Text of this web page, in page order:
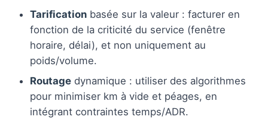
Tarification basée sur la valeur : facturer en
fonction de la criticité du service (fenêtre
horaire, délai), et non uniquement au
poids/volume.
Routage dynamique : utiliser des algorithmes
pour minimiser km à vide et péages, en
intégrant contraintes temps/ADR.